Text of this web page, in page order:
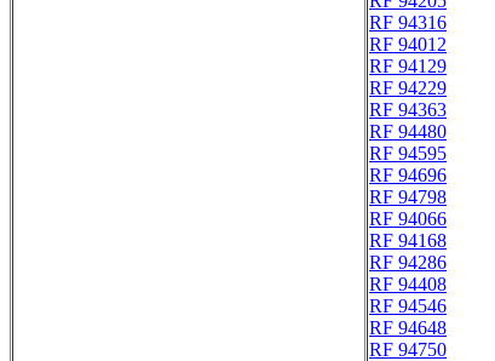
RF 94316
RF 94012
RF 94129
RF 94229
RF 94363
RF 94480
RF 94595
RF 94696
RF 94798
RF 94066
RF 94168
RF 94286
RF 94408
RF 94546
RF 94648
RF 94750